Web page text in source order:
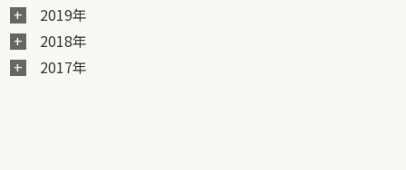
2019年
2018年
2017年